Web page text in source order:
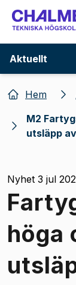
Aktuellt
Hem
M2
utsläpp
Nyhet 3 jul
höga